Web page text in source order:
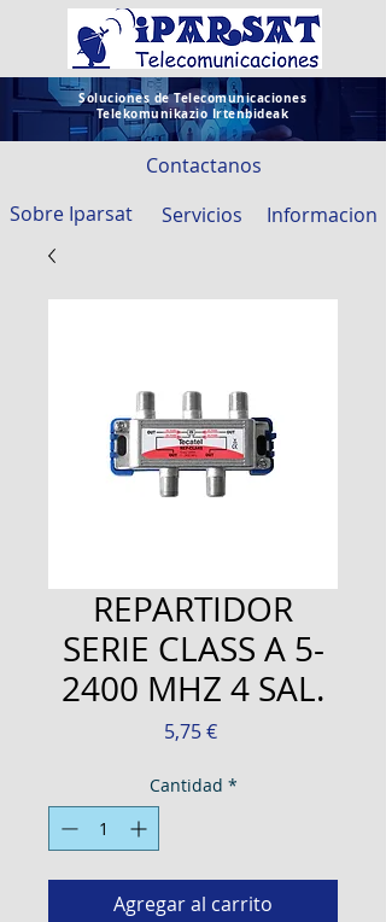
Soluciones de Telecomunicaciones
Telekomunikazio Irtenbideak
Contactanos
Sobre Iparsat
Servicios Informacion
REPARTIDOR
SERIE CLASS A 5-
2400 MHZ 4 SAL.
5,75 €Precio
Cantidad *
Agregar al carrito